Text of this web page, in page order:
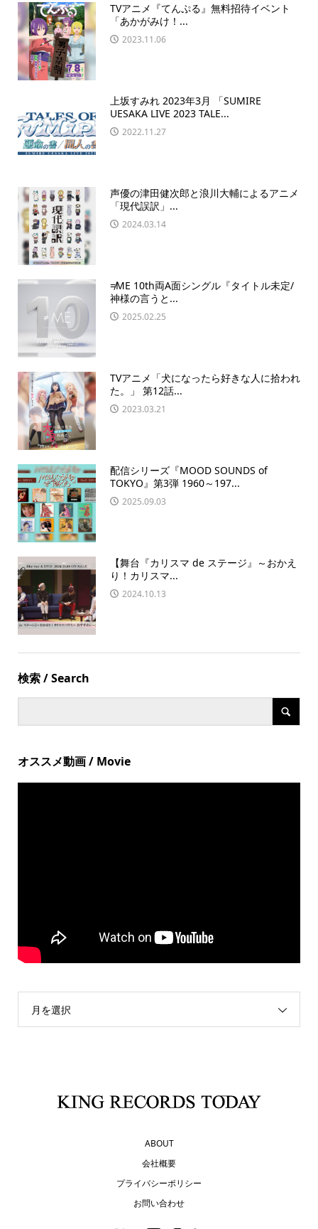
TVアニメ『てんぷる』無料招待イベント
「あかがみけ！...
2023.11.06
上坂すみれ 2023年3月 「SUMIRE
UESAKA LIVE 2023 TALE...
2022.11.27
声優の津田健次郎と浪川大輔によるアニメ
「現代誤訳」...
2024.03.14
≠ME 10th両A面シングル『タイトル未定/
神様の言うと...
2025.02.25
TVアニメ「犬になったら好きな人に拾われ
た。」 第12話...
2023.03.21
配信シリーズ『MOOD SOUNDS of
TOKYO』第3弾 1960～197...
2025.09.03
【舞台『カリスマ de ステージ』～おかえ
り！カリスマ...
2024.10.13
検索 / Search
オススメ動画 / Movie
月を選択
ABOUT
会社概要
プライバシーポリシー
お問い合わせ